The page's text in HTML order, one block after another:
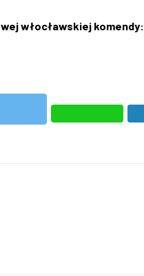
włocławskiej komendy: